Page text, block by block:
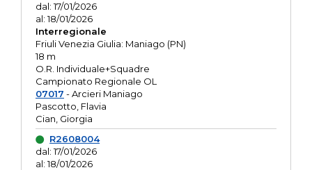
dal: 17/01/2026
al: 18/01/2026
Interregionale
Friuli Venezia Giulia: Maniago (PN)
18 m
O.R. Individuale+Squadre
Campionato Regionale OL
07017 - Arcieri Maniago
Pascotto, Flavia
Cian, Giorgia
R2608004
dal: 17/01/2026
al: 18/01/2026